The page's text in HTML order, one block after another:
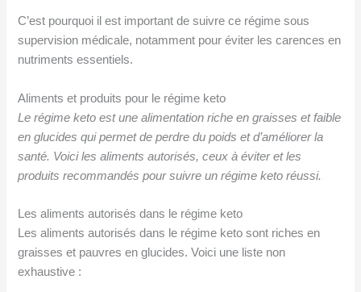
C’est pourquoi il est important de suivre ce régime sous
supervision médicale, notamment pour éviter les carences en
nutriments essentiels.
Aliments et produits pour le régime keto
Le régime keto est une alimentation riche en graisses et faible
en glucides qui permet de perdre du poids et d’améliorer la
santé. Voici les aliments autorisés, ceux à éviter et les
produits recommandés pour suivre un régime keto réussi.
Les aliments autorisés dans le régime keto
Les aliments autorisés dans le régime keto sont riches en
graisses et pauvres en glucides. Voici une liste non
exhaustive :